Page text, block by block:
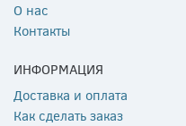
О нас
Контакты
ИНФОРМАЦИЯ
Доставка и оплата
Как сделать заказ